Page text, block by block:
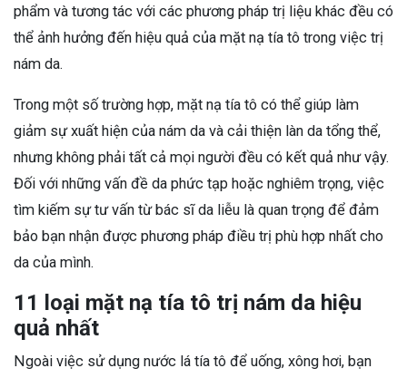
phẩm và tương tác với các phương pháp trị liệu khác đều có
thể ảnh hưởng đến hiệu quả của mặt nạ tía tô trong việc trị
nám da.
Trong một số trường hợp, mặt nạ tía tô có thể giúp làm
giảm sự xuất hiện của nám da và cải thiện làn da tổng thể,
nhưng không phải tất cả mọi người đều có kết quả như vậy.
Đối với những vấn đề da phức tạp hoặc nghiêm trọng, việc
tìm kiếm sự tư vấn từ bác sĩ da liễu là quan trọng để đảm
bảo bạn nhận được phương pháp điều trị phù hợp nhất cho
da của mình.
11 loại mặt nạ tía tô trị nám da hiệu
quả nhất
Ngoài việc sử dụng nước lá tía tô để uống, xông hơi, bạn